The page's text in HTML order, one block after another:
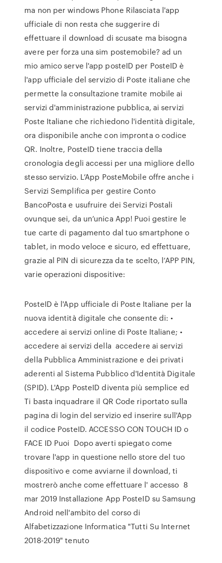
ma non per windows Phone Rilasciata l'app
ufficiale di non resta che suggerire di
effettuare il download di scusate ma bisogna
avere per forza una sim postemobile? ad un
mio amico serve l'app posteID per PosteID è
l'app ufficiale del servizio di Poste italiane che
permette la consultazione tramite mobile ai
servizi d'amministrazione pubblica, ai servizi
Poste Italiane che richiedono l'identità digitale,
ora disponibile anche con impronta o codice
QR. Inoltre, PosteID tiene traccia della
cronologia degli accessi per una migliore dello
stesso servizio. L’App PosteMobile offre anche i
Servizi Semplifica per gestire Conto
BancoPosta e usufruire dei Servizi Postali
ovunque sei, da un’unica App! Puoi gestire le
tue carte di pagamento dal tuo smartphone o
tablet, in modo veloce e sicuro, ed effettuare,
grazie al PIN di sicurezza da te scelto, l’APP PIN,
varie operazioni dispositive:
PosteID è l'App ufficiale di Poste Italiane per la
nuova identità digitale che consente di: •
accedere ai servizi online di Poste Italiane; •
accedere ai servizi della accedere ai servizi
della Pubblica Amministrazione e dei privati
aderenti al Sistema Pubblico d'Identità Digitale
(SPID). L'App PosteID diventa più semplice ed
Ti basta inquadrare il QR Code riportato sulla
pagina di login del servizio ed inserire sull'App
il codice PosteID. ACCESSO CON TOUCH ID o
FACE ID Puoi Dopo averti spiegato come
trovare l'app in questione nello store del tuo
dispositivo e come avviarne il download, ti
mostrerò anche come effettuare l' accesso 8
mar 2019 Installazione App PosteID su Samsung
Android nell'ambito del corso di
Alfabetizzazione Informatica "Tutti Su Internet
2018-2019" tenuto